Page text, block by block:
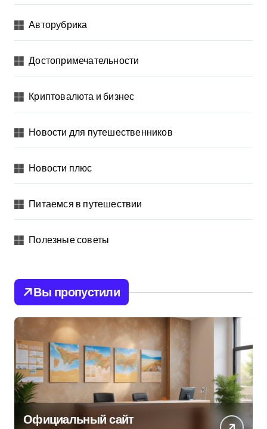
Авторубрика
Достопримечательности
Криптовалюта и бизнес
Новости для путешественников
Новости плюс
Питаемся в путешествии
Полезные советы
Вы пропустили
Официальный сайт